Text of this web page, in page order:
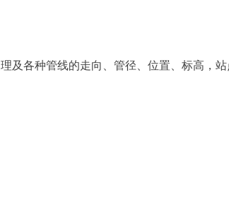
各种管线的走向、管径、位置、标高，站